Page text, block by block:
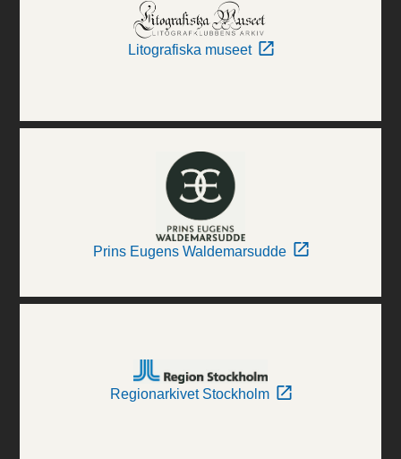
Litografiska museet
Prins Eugens Waldemarsudde
Regionarkivet Stockholm